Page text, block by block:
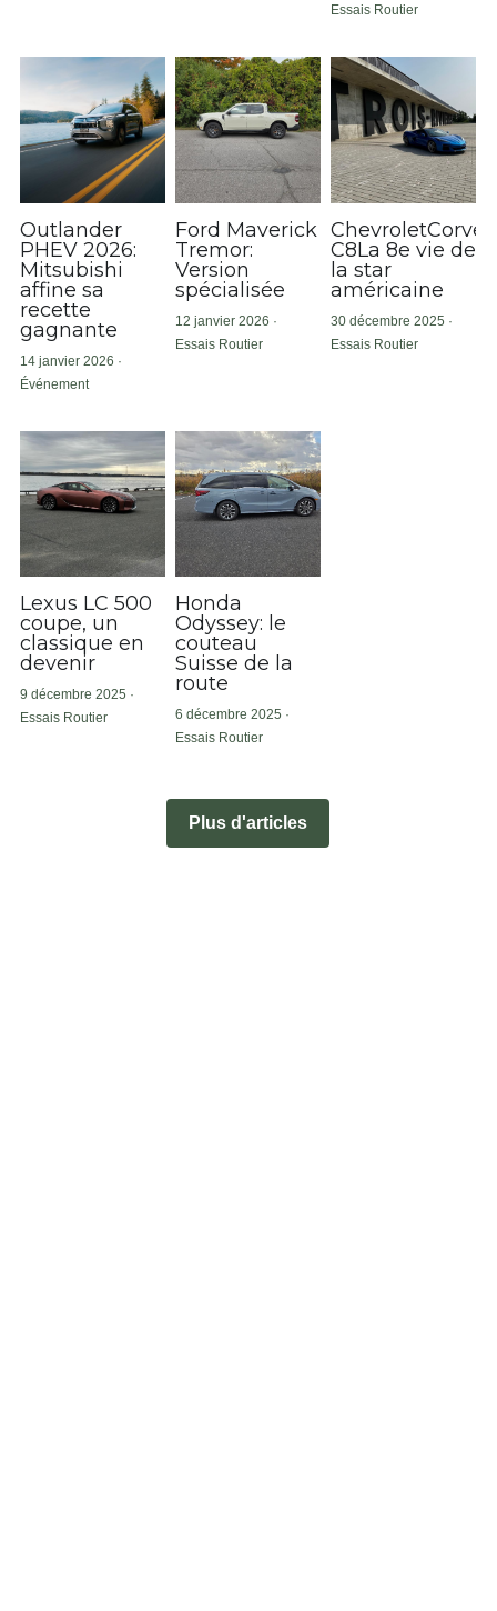
Essais Routier
Outlander
PHEV 2026:
Mitsubishi
affine sa
recette
gagnante
14 janvier 2026 ·
Événement
Ford Maverick
Tremor:
Version
spécialisée
12 janvier 2026 ·
Essais Routier
C8La 8e vie de
la star
américaine
30 décembre 2025 ·
Essais Routier
Lexus LC 500
coupe, un
classique en
devenir
9 décembre 2025 ·
Essais Routier
Honda
Odyssey: le
couteau
Suisse de la
route
6 décembre 2025 ·
Essais Routier
Plus d'articles